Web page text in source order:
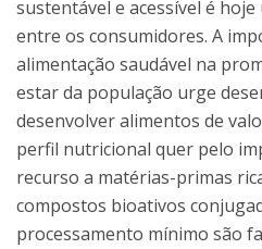
sustentável e acessível é
entre os consumidores. A
alimentação saudável na
estar da população urge
desenvolver alimentos de
perfil nutricional quer pelo
recurso a matérias-primas
compostos bioativos
processamento mínimo são